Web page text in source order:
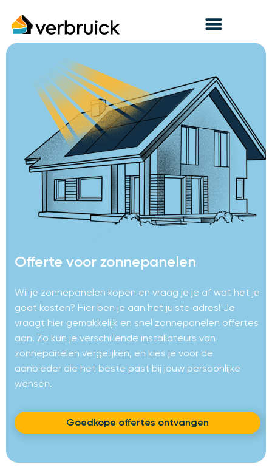
Offerte voor zonnepanelen
Wil je zonnepanelen kopen en vraag je je af wat het je
gaat kosten? Hier ben je aan het juiste adres! Je
vraagt hier gemakkelijk en snel zonnepanelen offertes
aan. Zo kun je verschillende installateurs van
zonnepanelen vergelijken, en kies je voor de
aanbieder die het beste past bij jouw persoonlijke
wensen.
Goedkope offertes ontvangen